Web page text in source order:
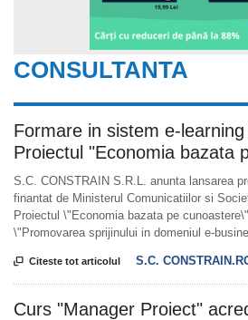
CONSULTANTA
Formare in sistem e-
Proiectul "Economia bazata
S.C. CONSTRAIN S.R.L. anunta lansarea
finantat de Ministerul Comunicatiilor si
Proiectul \"Economia bazata pe
\"Promovarea sprijinului in domeniul e-
 Citeste tot articolul S.C.
Curs "Manager Proiect"